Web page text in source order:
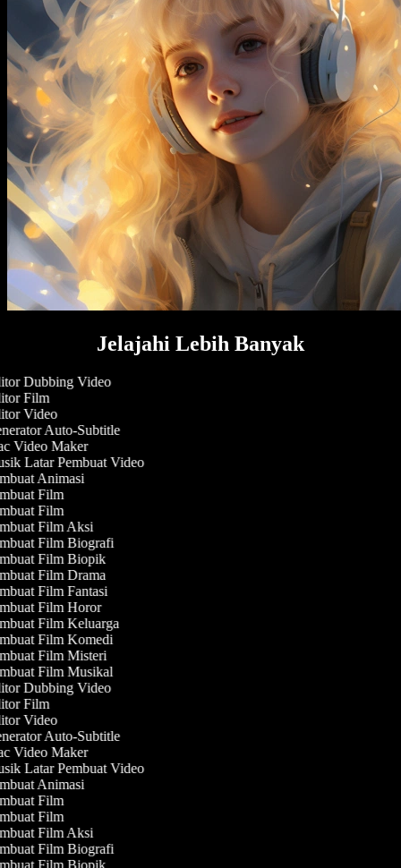
Jelajahi Lebih Banyak
Dubbing Video
Film
Video
Auto-Subtitle
Video Maker
Latar Pembuat Video
Animasi
Film
Film
Film Aksi
Film Biografi
Film Biopik
Film Drama
Film Fantasi
Film Horor
Film Keluarga
Film Komedi
Film Misteri
Film Musikal
Dubbing Video
Film
Video
Auto-Subtitle
Video Maker
Latar Pembuat Video
Animasi
Film
Film
Film Aksi
Film Biografi